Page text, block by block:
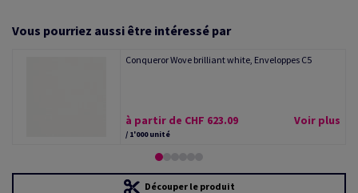
Vous pourriez aussi être intéressé par
Conqueror Wove brilliant white, Enveloppes C5
à partir de CHF 623.09
/ 1'000 unité
Voir plus
Découper le produit